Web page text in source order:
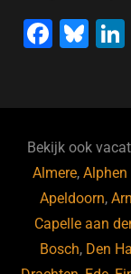
F
b
o
o
k
Bl
ky
Bekijk ook
Almere,Alphen
Apeldoorn,
Capelle aan
Bosch, Den